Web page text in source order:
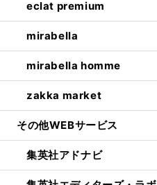
eclat premium
mirabella
mirabella homme
zakka market
その他WEBサービス
集英社アドナビ